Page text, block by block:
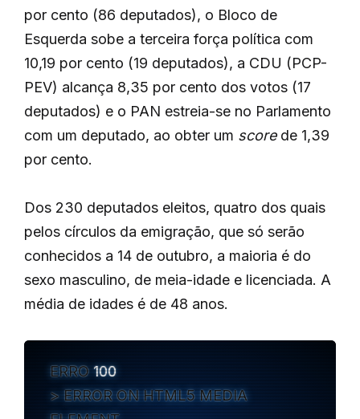
por cento (86 deputados), o Bloco de
Esquerda sobe a terceira força política com
10,19 por cento (19 deputados), a CDU (PCP-
PEV) alcança 8,35 por cento dos votos (17
deputados) e o PAN estreia-se no Parlamento
com um deputado, ao obter um scorede 1,39
por cento.
Dos 230 deputados eleitos, quatro dos quais
pelos círculos da emigração, que só serão
conhecidos a 14 de outubro, a maioria é do
sexo masculino, de meia-idade e licenciada. A
média de idades é de 48 anos.
ERRO 100
ERROR ON HTML5 MEDIA